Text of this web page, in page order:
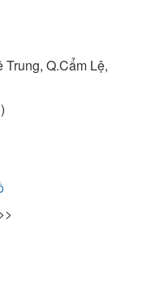
Q.Cẩm Lệ,